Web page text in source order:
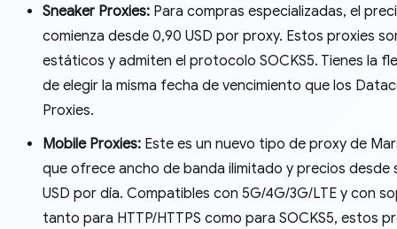
Sneaker Proxies: Para compras especializadas, el
comienza desde 0,90 USD por proxy. Estos proxies
estáticos y admiten el protocolo SOCKS5. Tienes la
de elegir la misma fecha de vencimiento que los
Proxies.
Mobile Proxies: Este es un nuevo tipo de proxy de
que ofrece ancho de banda ilimitado y precios desde
USD por día. Compatibles con 5G/4G/3G/LTE y con
tanto para HTTP/HTTPS como para SOCKS5, estos